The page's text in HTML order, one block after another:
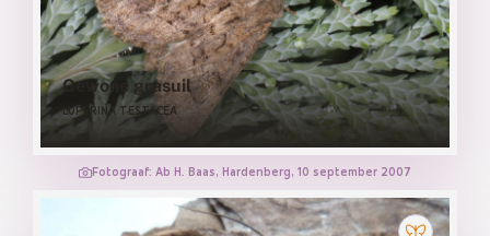
Gewone grasuil
LUPERINA TESTACEA
Fotograaf: Ab H. Baas, Hardenberg, 10 september 2007